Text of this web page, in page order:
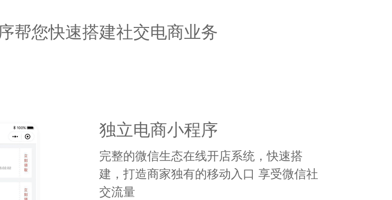
帮您快速搭建社交电商业务
独立电商小程序
完整的微信生态在线开店系统，快速搭
建，打造商家独有的移动入口 享受微信社
交流量